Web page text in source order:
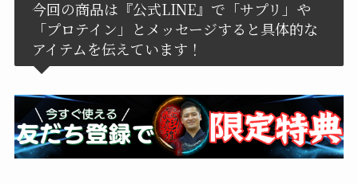
今回の商品は『公式LINE』で「サプリ」や
「プロテイン」とメッセージすると具体的な
アイテムを伝えています！